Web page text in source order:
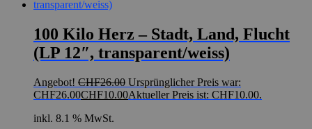
100 Kilo Herz – Stadt, Land, Flucht
(LP 12″, transparent/weiss)
Angebot! CHF26.00 Ursprünglicher Preis war:
CHF26.00CHF10.00Aktueller Preis ist: CHF10.00.
inkl. 8.1 % MwSt.